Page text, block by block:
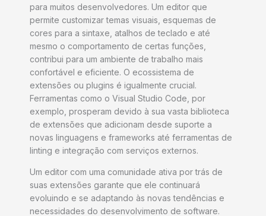
para muitos desenvolvedores. Um editor que
permite customizar temas visuais, esquemas de
cores para a sintaxe, atalhos de teclado e até
mesmo o comportamento de certas funções,
contribui para um ambiente de trabalho mais
confortável e eficiente. O ecossistema de
extensões ou plugins é igualmente crucial.
Ferramentas como o Visual Studio Code, por
exemplo, prosperam devido à sua vasta biblioteca
de extensões que adicionam desde suporte a
novas linguagens e frameworks até ferramentas de
linting e integração com serviços externos.
Um editor com uma comunidade ativa por trás de
suas extensões garante que ele continuará
evoluindo e se adaptando às novas tendências e
necessidades do desenvolvimento de software.